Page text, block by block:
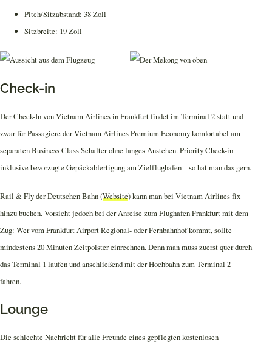
Pitch/Sitzabstand: 38 Zoll
Sitzbreite: 19 Zoll
Check-in
Der Check-In von Vietnam Airlines in Frankfurt findet im Terminal 2 statt und
zwar für Passagiere der Vietnam Airlines Premium Economy komfortabel am
separaten Business Class Schalter ohne langes Anstehen. Priority Check-in
inklusive bevorzugte Gepäckabfertigung am Zielflughafen – so hat man das gern.
Rail & Fly der Deutschen Bahn (Website) kann man bei Vietnam Airlines fix
hinzu buchen. Vorsicht jedoch bei der Anreise zum Flughafen Frankfurt mit dem
Zug: Wer vom Frankfurt Airport Regional- oder Fernbahnhof kommt, sollte
mindestens 20 Minuten Zeitpolster einrechnen. Denn man muss zuerst quer durch
das Terminal 1 laufen und anschließend mit der Hochbahn zum Terminal 2
fahren.
Lounge
Die schlechte Nachricht für alle Freunde eines gepflegten kostenlosen